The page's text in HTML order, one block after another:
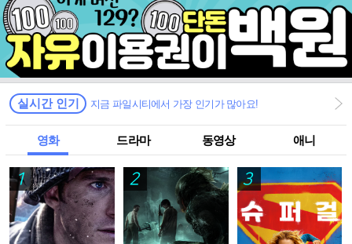
실시간 인기 지금 파일시티에서 가장 인기가 많아요!
영화 드라마 동영상 애니
1 2 3